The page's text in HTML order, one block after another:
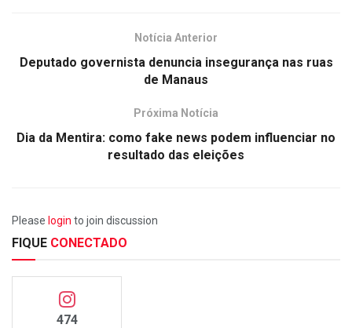
Notícia Anterior
Deputado governista denuncia insegurança nas ruas
de Manaus
Próxima Notícia
Dia da Mentira: como fake news podem influenciar no
resultado das eleições
Please login to join discussion
FIQUE CONECTADO
474